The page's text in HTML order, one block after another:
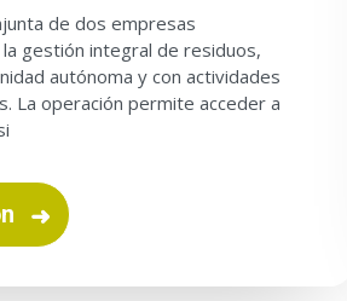
de dos empresas
gestión integral de residuos,
autónoma y con actividades
La operación permite acceder a